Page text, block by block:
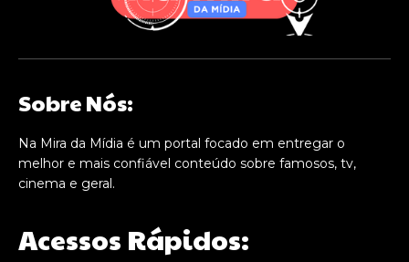
Sobre Nós:
Na Mira da Mídia é um portal focado em entregar o
melhor e mais confiável conteúdo sobre famosos, tv,
cinema e geral.
Acessos Rápidos: